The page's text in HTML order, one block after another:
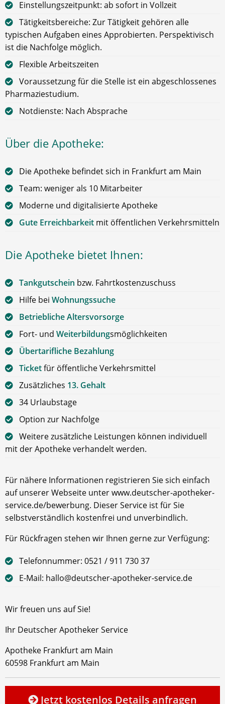
Einstellungszeitpunkt: ab sofort in Vollzeit
Tätigkeitsbereiche: Zur Tätigkeit gehören alle
typischen Aufgaben eines Approbierten. Perspektivisch
ist die Nachfolge möglich.
Flexible Arbeitszeiten
Voraussetzung für die Stelle ist ein abgeschlossenes
Pharmaziestudium.
Notdienste: Nach Absprache
Über die Apotheke:
Die Apotheke befindet sich in Frankfurt am Main
Team: weniger als 10 Mitarbeiter
Moderne und digitalisierte Apotheke
Gute Erreichbarkeit mit öffentlichen Verkehrsmitteln
Die Apotheke bietet Ihnen:
Tankgutschein bzw. Fahrtkostenzuschuss
Hilfe bei Wohnungssuche
Betriebliche Altersvorsorge
Fort- und Weiterbildungsmöglichkeiten
Übertarifliche Bezahlung
Ticketfür öffentliche Verkehrsmittel
Zusätzliches 13. Gehalt
34 Urlaubstage
Option zur Nachfolge
Weitere zusätzliche Leistungen können individuell
mit der Apotheke verhandelt werden.
Für nähere Informationen registrieren Sie sich einfach
auf unserer Webseite unter www.deutscher-apotheker-
service.de/bewerbung. Dieser Service ist für Sie
selbstverständlich kostenfrei und unverbindlich.
Für Rückfragen stehen wir Ihnen gerne zur Verfügung:
Telefonnummer: 0521 / 911 730 37
E-Mail: hallo@deutscher-apotheker-service.de
Wir freuen uns auf Sie!
Ihr Deutscher Apotheker Service
Apotheke Frankfurt am Main
60598 Frankfurt am Main
Jetzt kostenlos Details anfragen